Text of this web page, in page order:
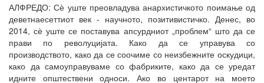
АЛФРЕДО: Сѐ уште преовладува анархистичкото поимање од
деветнаесеттиот век - научното, позитивистичко. Денес, во
2014, сѐ уште се поставува апсурдниот „проблем“ што да се
прави по револуцијата. Како да се управува со
производството, како да се соочиме со неизбежните оскудици,
како да самоуправуваме со фабриките, како да се уредат
идните општествени односи. Ако во центарот на моето